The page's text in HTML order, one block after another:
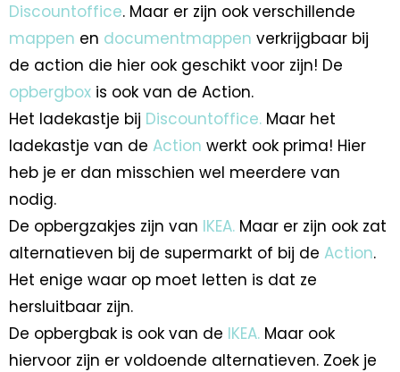
Discountoffice. Maar er zijn ook verschillende
mappen en documentmappen verkrijgbaar bij
de action die hier ook geschikt voor zijn! De
opbergbox is ook van de Action.
Het ladekastje bij Discountoffice. Maar het
ladekastje van de Action werkt ook prima! Hier
heb je er dan misschien wel meerdere van
nodig.
De opbergzakjes zijn van IKEA. Maar er zijn ook zat
alternatieven bij de supermarkt of bij de Action.
Het enige waar op moet letten is dat ze
hersluitbaar zijn.
De opbergbak is ook van de IKEA. Maar ook
hiervoor zijn er voldoende alternatieven. Zoek je